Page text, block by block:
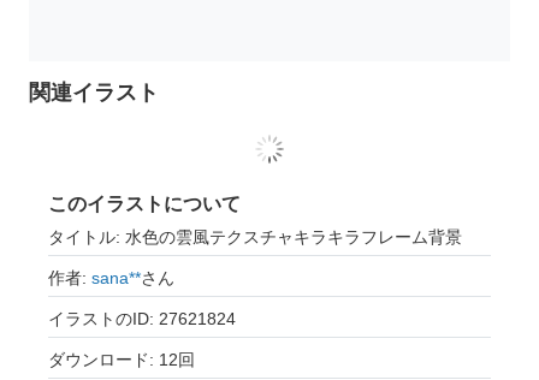
関連イラスト
このイラストについて
タイトル: 水色の雲風テクスチャキラキラフレーム背景
作者: sana**さん
イラストのID: 27621824
ダウンロード: 12回